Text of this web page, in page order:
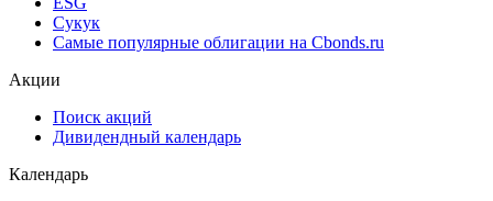
Сукук
Самые популярные облигации на Cbonds.ru
Акции
Поиск акций
Дивидендный календарь
Календарь